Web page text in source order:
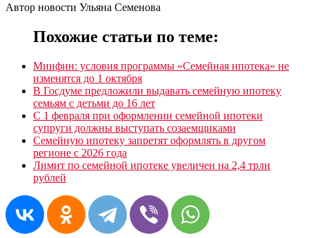
Автор новости Ульяна Семенова
Похожие статьи по теме:
Минфин: условия программы «Семейная ипотека» не
изменятся до 1 октября
В Госдуме предложили выдавать семейную ипотеку
семьям с детьми до 16 лет
С 1 февраля при оформлении семейной ипотеки
супруги должны выступать созаемщиками
Семейную ипотеку запретят оформлять в другом
регионе с 2026 года
Лимит по семейной ипотеке увеличен на 2,4 трлн
рублей